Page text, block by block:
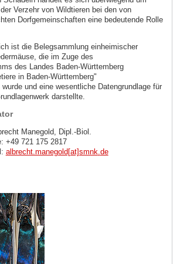
Verzehr von Wildtieren bei den von
Dorfgemeinschaften eine bedeutende Rolle
ist die Belegsammlung einheimischer
die im Zuge des
des Landes Baden-Württemberg
in Baden-Württemberg"
und eine wesentliche Datengrundlage für
darstellte.
Manegold, Dipl.-Biol.
+49 721 175 2817
albrecht.manegold[at]smnk.de